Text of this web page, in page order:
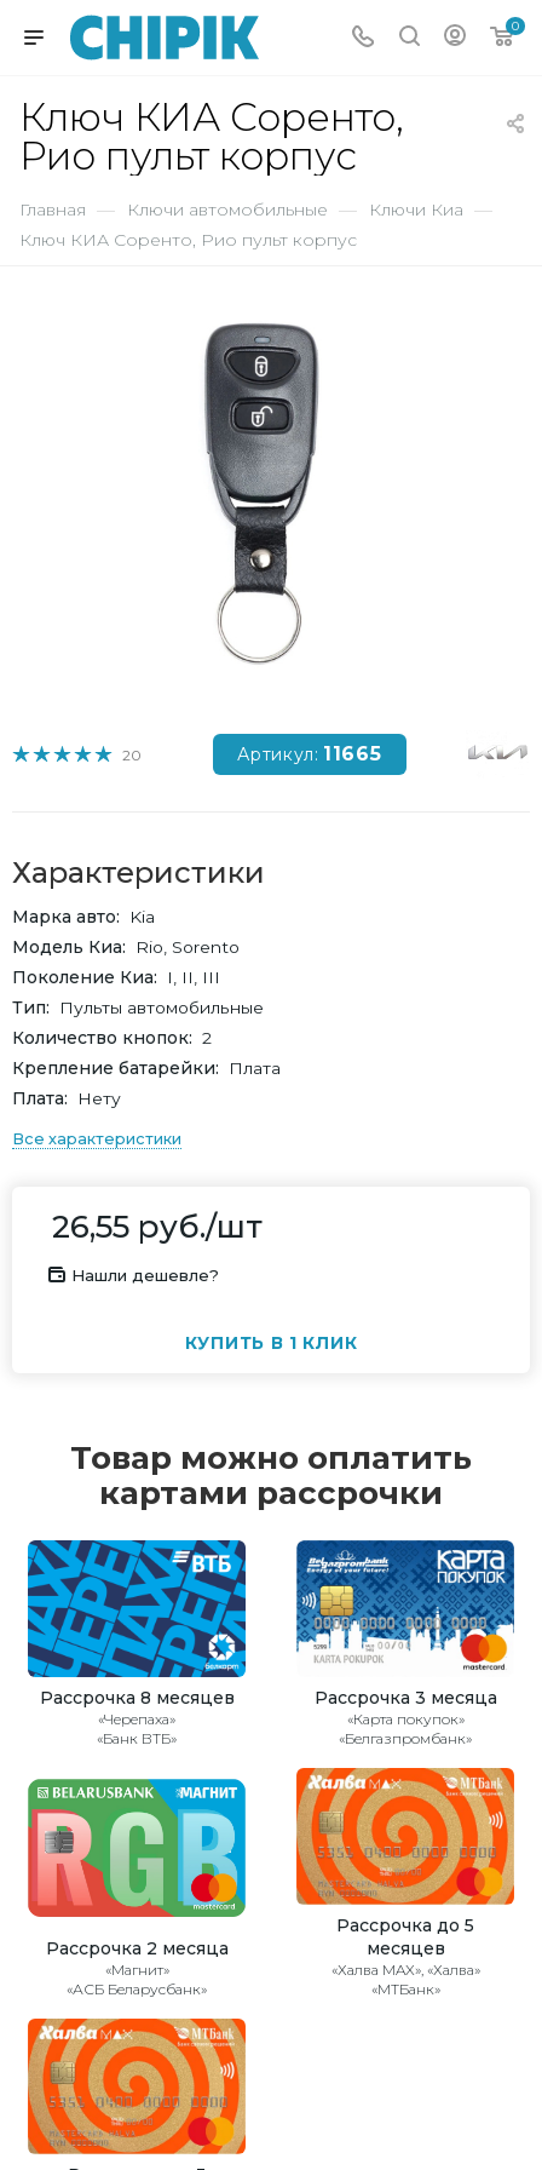
0
Ключ КИА Соренто,
Рио пульт корпус
Главная — Ключи автомобильные — Ключи Киа —
Ключ КИА Соренто, Рио пульт корпус
20 Артикул: 11665
Характеристики
Марка авто
Kia
Модель Киа
Rio, Sorento
Поколение Киа
I, II, III
Тип
Пульты автомобильные
Количество кнопок
2
Крепление батарейки
Плата
Плата
Нету
Все характеристики
26,55 руб./шт
Нашли дешевле?
КУПИТЬ В 1 КЛИК
Товар можно оплатить
картами рассрочки
Рассрочка 8 месяцев
«Черепаха»
«Банк ВТБ»
Рассрочка 3 месяца
«Карта покупок»
«Белгазпромбанк»
Рассрочка 2 месяца
«Магнит»
«АСБ Беларусбанк»
Рассрочка до 5
месяцев
«Халва MAX», «Халва»
«МТБанк»